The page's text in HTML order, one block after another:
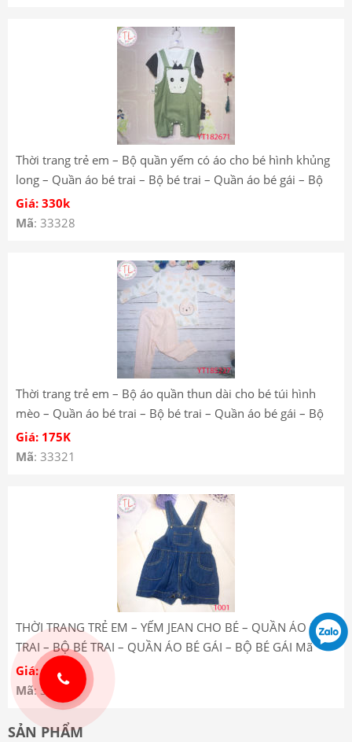
Thời trang trẻ em – Bộ quần yếm có áo cho bé hình khủng
long – Quần áo bé trai – Bộ bé trai – Quần áo bé gái – Bộ
bé gái Mã YT182671
Giá: 330k
Mã: 33328
Thời trang trẻ em – Bộ áo quần thun dài cho bé túi hình
mèo – Quần áo bé trai – Bộ bé trai – Quần áo bé gái – Bộ
bé gái YT185227
Giá: 175K
Mã: 33321
THỜI TRANG TRẺ EM – YẾM JEAN CHO BÉ – QUẦN ÁO BÉ
TRAI – BỘ BÉ TRAI – QUẦN ÁO BÉ GÁI – BỘ BÉ GÁI Mã
1001
Giá: 175K
Mã: 33267
SẢN PHẨM